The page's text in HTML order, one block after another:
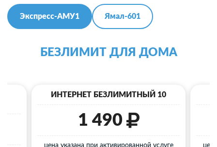
Экспресс-АМУ1 Ямал-601
БЕЗЛИМИТ ДЛЯ ДОМА
ИНТЕРНЕТ БЕЗЛИМИТНЫЙ 10
1 490
цена указана при активированной услуге